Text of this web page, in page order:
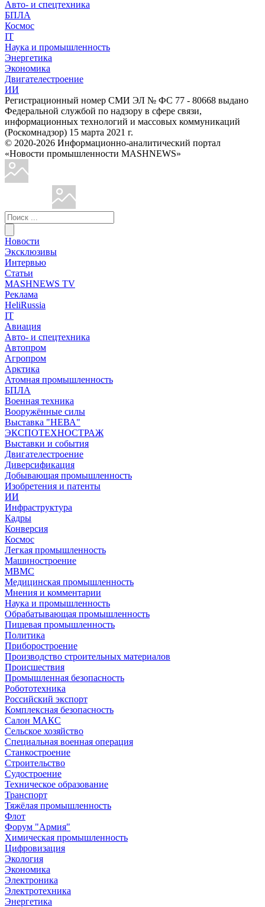
Авто- и спецтехника
БПЛА
Космос
IT
Наука и промышленность
Энергетика
Экономика
Двигателестроение
ИИ
Регистрационный номер СМИ ЭЛ № ФС 77 - 80668 выдано
Федеральной службой по надзору в сфере связи,
информационных технологий и массовых коммуникаций
(Роскомнадзор) 15 марта 2021 г.
© 2020-2026 Информационно-аналитический портал
«Новости промышленности MASHNEWS»
Новости
Эксклюзивы
Интервью
Статьи
MASHNEWS TV
Реклама
HeliRussia
IT
Авиация
Авто- и спецтехника
Автопром
Агропром
Арктика
Атомная промышленность
БПЛА
Военная техника
Вооружённые силы
Выставка "НЕВА"
ЭКСПОТЕХНОСТРАЖ
Выставки и события
Двигателестроение
Диверсификация
Добывающая промышленность
Изобретения и патенты
ИИ
Инфраструктура
Кадры
Конверсия
Космос
Легкая промышленность
Машиностроение
МВМС
Медицинская промышленность
Мнения и комментарии
Наука и промышленность
Обрабатывающая промышленность
Пищевая промышленность
Политика
Приборостроение
Производство строительных материалов
Происшествия
Промышленная безопасность
Робототехника
Российский экспорт
Комплексная безопасность
Салон МАКС
Сельское хозяйство
Специальная военная операция
Станкостроение
Строительство
Судостроение
Техническое образование
Транспорт
Тяжёлая промышленность
Флот
Форум "Армия"
Химическая промышленность
Цифровизация
Экология
Экономика
Электроника
Электротехника
Энергетика